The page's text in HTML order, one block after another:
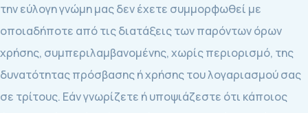
την εύλογη γνώμη μας δεν έχετε συμμορφωθεί με
οποιαδήποτε από τις διατάξεις των παρόντων όρων
χρήσης, συμπεριλαμβανομένης, χωρίς περιορισμό, της
δυνατότητας πρόσβασης ή χρήσης του λογαριασμού σας
σε τρίτους. Εάν γνωρίζετε ή υποψιάζεστε ότι κάποιος